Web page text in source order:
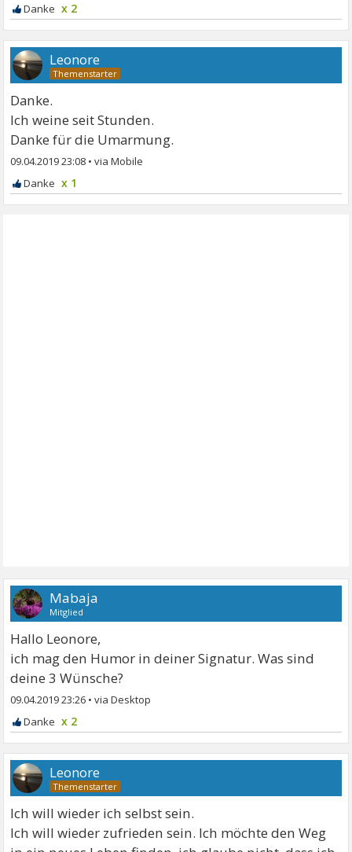
x 2
Leonore
Danke.
Ich weine seit Stunden.
Danke für die Umarmung.
09.04.2019 23:08 •
x 1
Mabaja
Mitglied
Hallo Leonore,
ich mag den Humor in deiner Signatur. Was sind
deine 3 Wünsche?
09.04.2019 23:26 •
x 2
Leonore
Ich will wieder ich selbst sein.
Ich will wieder zufrieden sein. Ich möchte den Weg